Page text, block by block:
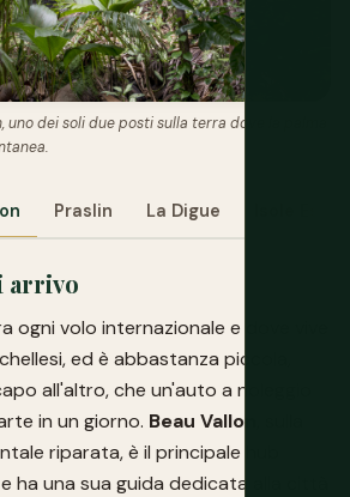
uno dei soli due posti sulla terra dove la palma
Praslin La Digue
arrivo
ogni volo internazionale e dove vive
ed è abbastanza piccola,
all'altro, che un'auto a noleggio
in un giorno. Beau Vallon
riparata, è il principale hub
ha una sua guida dedicata alla città